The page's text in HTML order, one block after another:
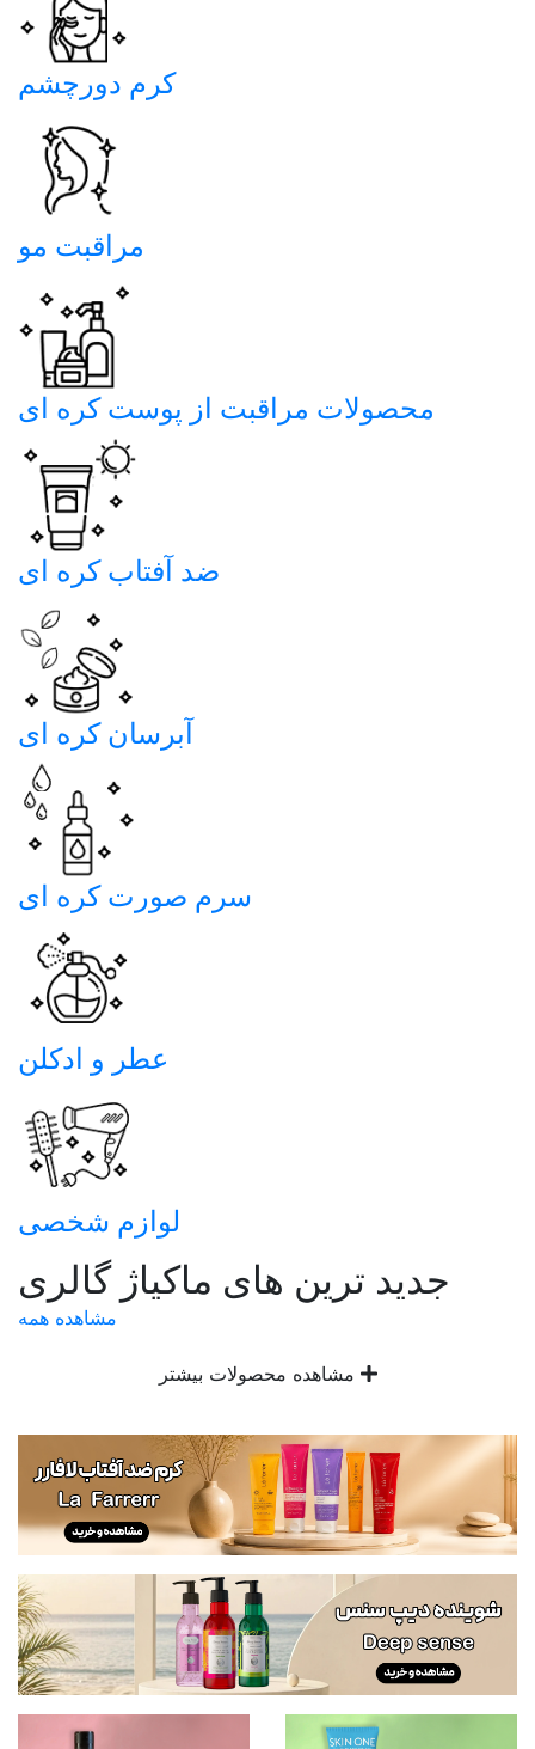
کرم دورچشم
مراقبت مو
محصولات مراقبت از پوست کره ای
ضد آفتاب کره ای
آبرسان کره ای
سرم صورت کره ای
عطر و ادکلن
لوازم شخصی
جدید ترین های ماکیاژ گالری
مشاهده همه